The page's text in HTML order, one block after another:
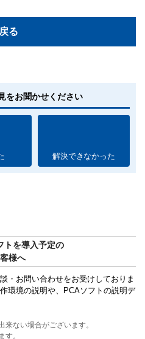
戻る
をお聞かせください
解決できなかった
トを導入予定の
様へ
・お問い合わせをお受けしておりま
環境の説明や、PCAソフトの説明デ
ない場合がございます。
。